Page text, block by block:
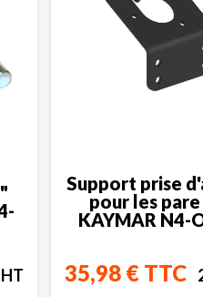
Support prise
pour les
KAYMAR N4-
35,98 € TTC